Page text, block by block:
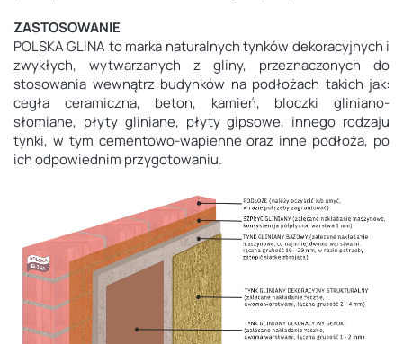
ZASTOSOWANIE
POLSKA GLINA to marka naturalnych tynków dekoracyjnych i
zwykłych, wytwarzanych z gliny, przeznaczonych do
stosowania wewnątrz budynków na podłożach takich jak:
cegła ceramiczna, beton, kamień, bloczki gliniano-
słomiane, płyty gliniane, płyty gipsowe, innego rodzaju
tynki, w tym cementowo-wapienne oraz inne podłoża, po
ich odpowiednim przygotowaniu.